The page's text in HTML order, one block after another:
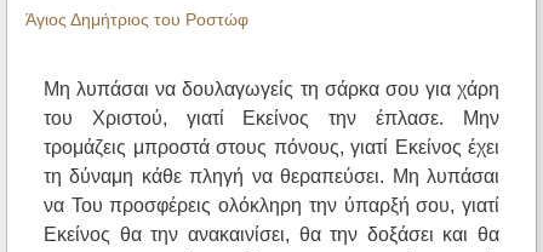
Άγιος Δημήτριος του Ροστώφ
Μη λυπάσαι να δουλαγωγείς τη σάρκα σου για χάρη
του Χριστού, γιατί Εκείνος την έπλασε. Μην
τρομάζεις μπροστά στους πόνους, γιατί Εκείνος έχει
τη δύναμη κάθε πληγή να θεραπεύσει. Μη λυπάσαι
να Του προσφέρεις ολόκληρη την ύπαρξή σου, γιατί
Εκείνος θα την ανακαινίσει, θα την δοξάσει και θα